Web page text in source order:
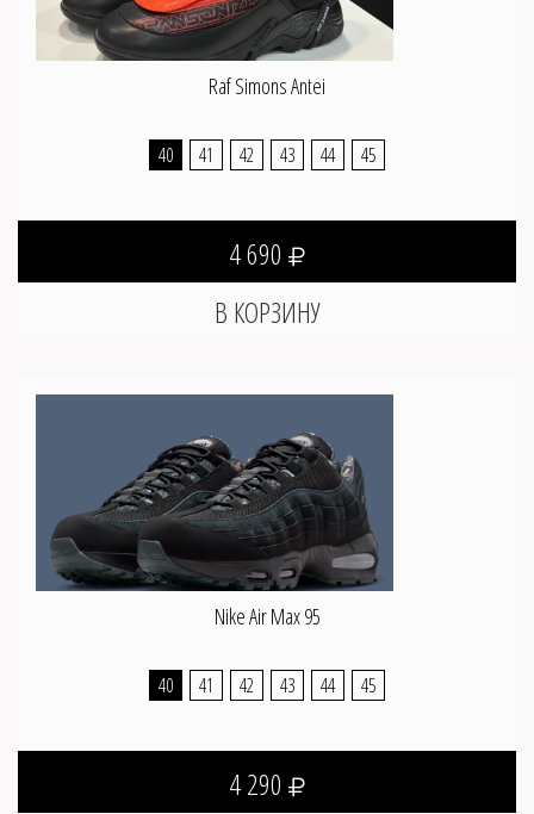
Raf Simons Antei
40 41 42 43 44 45
4 690
Nike Air Max 95
40 41 42 43 44 45
4 290